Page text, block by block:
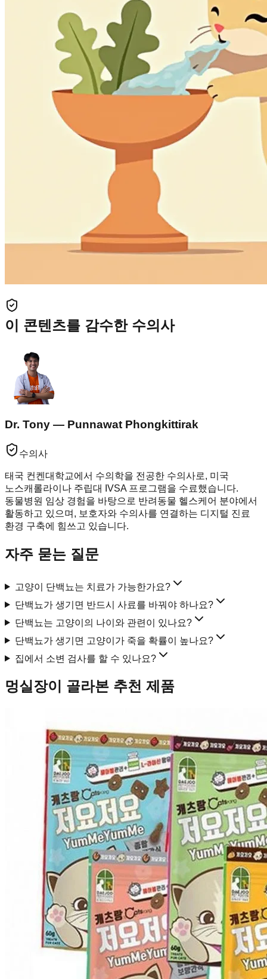
이 콘텐츠를 감수한 수의사
Dr. Tony — Punnawat Phongkittirak
수의사
태국 컨켄대학교에서 수의학을 전공한 수의사로, 미국
노스캐롤라이나 주립대 IVSA 프로그램을 수료했습니다.
동물병원 임상 경험을 바탕으로 반려동물 헬스케어 분야에서
활동하고 있으며, 보호자와 수의사를 연결하는 디지털 진료
환경 구축에 힘쓰고 있습니다.
자주 묻는 질문
고양이 단백뇨는 치료가 가능한가요?
단백뇨가 생기면 반드시 사료를 바꿔야 하나요?
단백뇨는 고양이의 나이와 관련이 있나요?
단백뇨가 생기면 고양이가 죽을 확률이 높나요?
집에서 소변 검사를 할 수 있나요?
멍실장이 골라본 추천 제품